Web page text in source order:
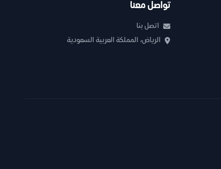
تواصل معنا
اتصل بنا
الرياض، المملكة العربية السعودية